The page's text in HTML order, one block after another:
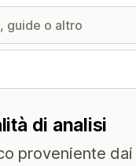
di analisi
proveniente